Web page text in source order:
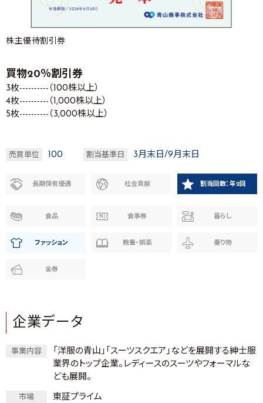
株主優待割引券
買物20％割引券
3枚----------（100株以上）
4枚----------（1,000株以上）
5枚----------（3,000株以上）
売買単位 100 割当基準日 3月末日/9月末日
長期保有優遇 社会貢献 割当回数：年2回
食品 食事券 暮らし
ファッション 教養・娯楽 乗り物
金券
企業データ
事業内容
「洋服の青山」「スーツスクエア」などを展開する紳士服
業界のトップ企業。レディースのスーツやフォーマルな
ども展開。
市場 東証プライム